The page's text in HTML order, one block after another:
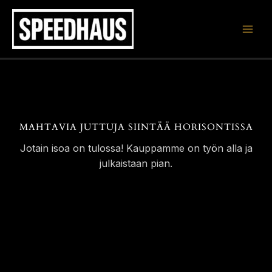
Siirry
sisältöön
MAHTAVIA JUTTUJA SIINTÄÄ HORISONTISSA
Jotain isoa on tulossa! Kauppamme on työn alla ja
julkaistaan pian.